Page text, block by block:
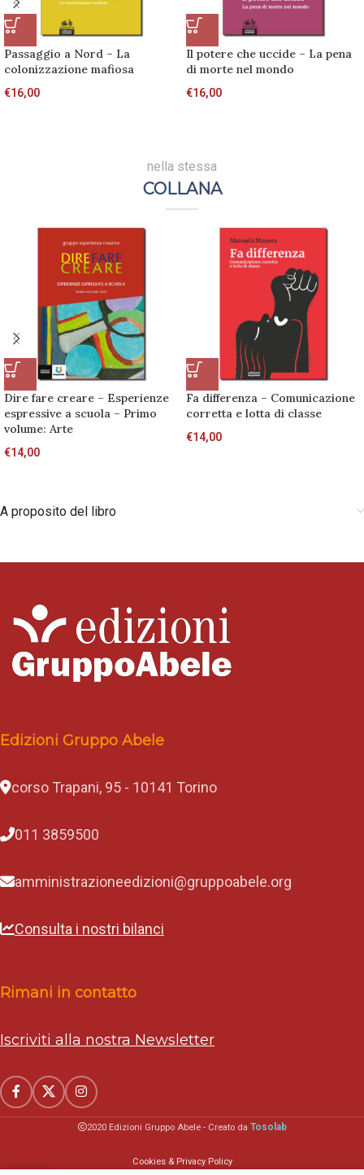
Passaggio a Nord – La
colonizzazione mafiosa
€16,00
Il potere che uccide – La pena
di morte nel mondo
€16,00
nella stessa
COLLANA
Dire fare creare – Esperienze
espressive a scuola – Primo
volume: Arte
€14,00
Fa differenza – Comunicazione
corretta e lotta di classe
€14,00
A proposito del libro
Edizioni Gruppo Abele
corso Trapani, 95 - 10141 Torino
011 3859500
amministrazioneedizioni@gruppoabele.org
Consulta i nostri bilanci
Rimani in contatto
Iscriviti alla nostra Newsletter
2020 Edizioni Gruppo Abele - Creato da Tosolab
Cookies & Privacy Policy